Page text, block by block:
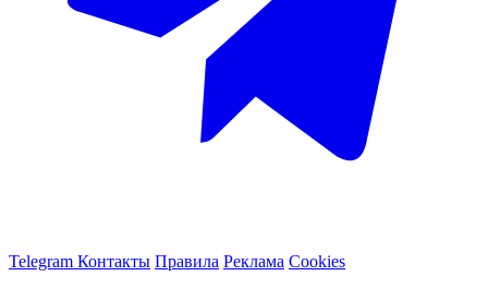
Telegram Контакты Правила Реклама Cookies